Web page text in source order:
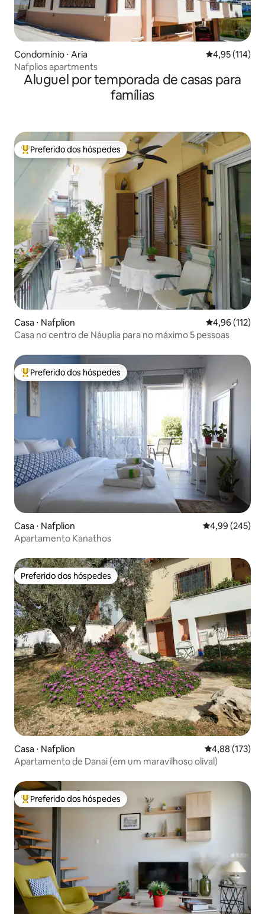
Condomínio ⋅ Aria 4,95 de uma
4,95 (114)
Nafplios apartments
Aluguel por temporada de casas para
famílias
Entre os melhores preferidos dos hóspedes
Preferido dos hóspedes
Casa ⋅ Nafplion 4,96 de uma
4,96 (112)
Casa no centro de Náuplia para no máximo 5 pessoas
Entre os melhores preferidos dos hóspedes
Preferido dos hóspedes
Casa ⋅ Nafplion 4,99 de uma
4,99 (245)
Apartamento Kanathos
Preferido dos hóspedes
Preferido dos hóspedes
Casa ⋅ Nafplion 4,88 de uma
4,88 (173)
Apartamento de Danai (em um maravilhoso olival)
Entre os melhores preferidos dos hóspedes
Preferido dos hóspedes